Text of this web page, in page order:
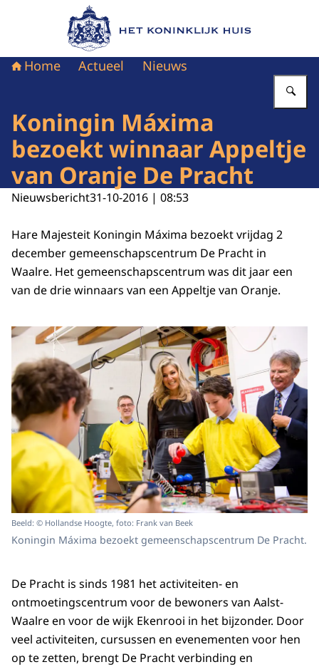
Naar de homepage van Het Koninklijk Huis
Home Actueel Nieuws
Koningin Máxima
bezoekt winnaar Appeltje
van Oranje De Pracht
Nieuwsbericht31-10-2016 | 08:53
Hare Majesteit Koningin Máxima bezoekt vrijdag 2
december gemeenschapscentrum De Pracht in
Waalre. Het gemeenschapscentrum was dit jaar een
van de drie winnaars van een Appeltje van Oranje.
Beeld: © Hollandse Hoogte, foto: Frank van Beek
Koningin Máxima bezoekt gemeenschapscentrum De Pracht.
De Pracht is sinds 1981 het activiteiten- en
ontmoetingscentrum voor de bewoners van Aalst-
Waalre en voor de wijk Ekenrooi in het bijzonder. Door
veel activiteiten, cursussen en evenementen voor hen
op te zetten, brengt De Pracht verbinding en